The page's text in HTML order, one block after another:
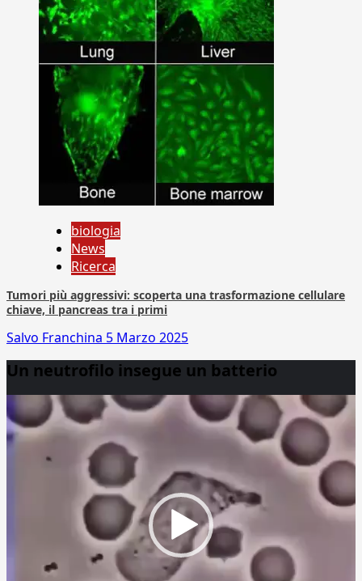
biologia
News
Ricerca
Tumori più aggressivi: scoperta una trasformazione cellulare
chiave, il pancreas tra i primi
Salvo Franchina 5 Marzo 2025
Un neutrofilo insegue un batterio
Player